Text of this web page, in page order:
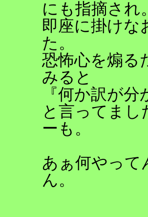
にも指摘され
即座に掛けな
た。
恐怖心を煽る
みると
『何か訳が
と言ってまし
ーも。
あぁ何やって
ん。